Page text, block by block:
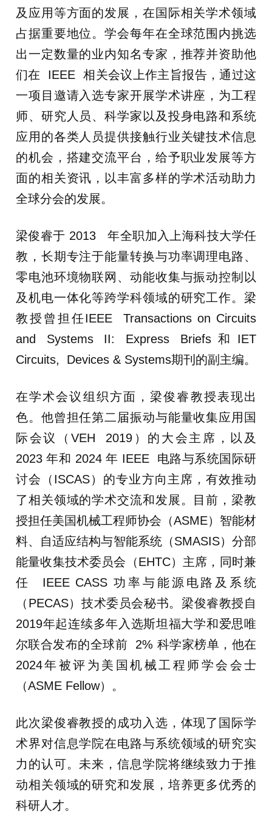
及应用等方面的发展，在国际相关学术领域
占据重要地位。学会每年在全球范围内挑选
出一定数量的业内知名专家，推荐并资助他
们在 IEEE 相关会议上作主旨报告，通过这
一项目邀请入选专家开展学术讲座，为工程
师、研究人员、科学家以及投身电路和系统
应用的各类人员提供接触行业关键技术信息
的机会，搭建交流平台，给予职业发展等方
面的相关资讯，以丰富多样的学术活动助力
全球分会的发展。
梁俊睿于 2013 年全职加入上海科技大学任
教，长期专注于能量转换与功率调理电路、
零电池环境物联网、动能收集与振动控制以
及机电一体化等跨学科领域的研究工作。梁
教授曾担任IEEE Transactions on Circuits
and Systems II: Express Briefs和IET
Circuits, Devices & Systems期刊的副主编。
在学术会议组织方面，梁俊睿教授表现出
色。他曾担任第二届振动与能量收集应用国
际会议（VEH 2019）的大会主席，以及
2023 年和 2024 年 IEEE 电路与系统国际研
讨会（ISCAS）的专业方向主席，有效推动
了相关领域的学术交流和发展。目前，梁教
授担任美国机械工程师协会（ASME）智能材
料、自适应结构与智能系统（SMASIS）分部
能量收集技术委员会（EHTC）主席，同时兼
任 IEEE CASS 功率与能源电路及系统
（PECAS）技术委员会秘书。梁俊睿教授自
2019年起连续多年入选斯坦福大学和爱思唯
尔联合发布的全球前 2% 科学家榜单，他在
2024年被评为美国机械工程师学会会士
（ASME Fellow）。
此次梁俊睿教授的成功入选，体现了国际学
术界对信息学院在电路与系统领域的研究实
力的认可。未来，信息学院将继续致力于推
动相关领域的研究和发展，培养更多优秀的
科研人才。